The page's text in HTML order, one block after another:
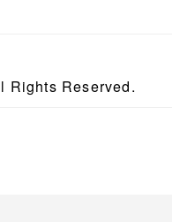
Rights Reserved.